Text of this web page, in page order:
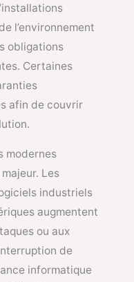
l’environnement
obligations
Certaines
afin de couvrir
modernes
Les
industriels
augmentent
ou aux
de
informatique